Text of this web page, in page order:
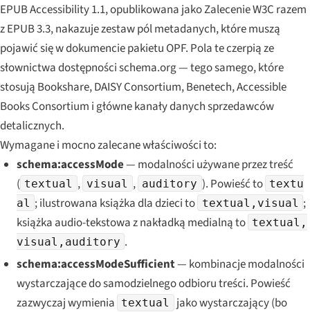
EPUB Accessibility 1.1, opublikowana jako Zalecenie W3C razem
z EPUB 3.3, nakazuje zestaw pól metadanych, które muszą
pojawić się w dokumencie pakietu OPF. Pola te czerpią ze
słownictwa dostępności schema.org — tego samego, które
stosują Bookshare, DAISY Consortium, Benetech, Accessible
Books Consortium i główne kanały danych sprzedawców
detalicznych.
Wymagane i mocno zalecane właściwości to:
schema:accessMode— modalności używane przez treść
( textual , visual , auditory ). Powieść to textu
al ; ilustrowana książka dla dzieci to textual,visual ;
książka audio-tekstowa z nakładką medialną to textual,
visual,auditory .
schema:accessModeSufficient— kombinacje modalności
wystarczające do samodzielnego odbioru treści. Powieść
zazwyczaj wymienia textual
jako wystarczający (bo